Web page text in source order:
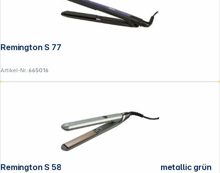
Artikel-Nr.:665016
Remington S 5860 Botanicals Glätteisen metallic grün